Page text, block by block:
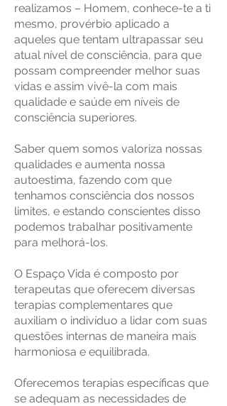
realizamos – Homem, conhece-te a ti
mesmo, provérbio aplicado a
aqueles que tentam ultrapassar seu
atual nível de consciência, para que
possam compreender melhor suas
vidas e assim vivê-la com mais
qualidade e saúde em níveis de
consciência superiores.
Saber quem somos valoriza nossas
qualidades e aumenta nossa
autoestima, fazendo com que
tenhamos consciência dos nossos
limites, e estando conscientes disso
podemos trabalhar positivamente
para melhorá-los.
O Espaço Vida é composto por
terapeutas que oferecem diversas
terapias complementares que
auxiliam o indivíduo a lidar com suas
questões internas de maneira mais
harmoniosa e equilibrada.
Oferecemos terapias específicas que
se adequam as necessidades de